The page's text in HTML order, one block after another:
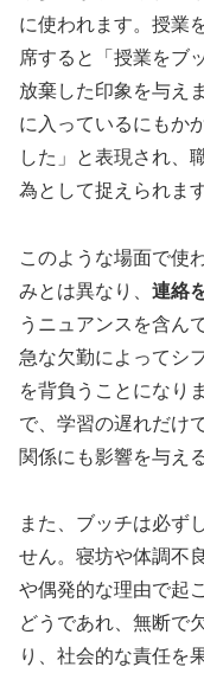
に使われます。授業
席すると「授業をブ
放棄した印象を与え
に入っているにもか
した」と表現され、
為として捉えられます
このような場面で使
みとは異なり、 連絡
うニュアンスを含ん
急な欠勤によってシ
を背負うことになり
で、学習の遅れだけ
関係にも影響を与え
また、ブッチは必ず
せん。寝坊や体調不
や偶発的な理由で起
どうであれ、無断で
り、社会的な責任を